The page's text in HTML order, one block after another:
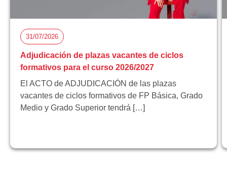
31/07/2026
Adjudicación de plazas vacantes de ciclos
formativos para el curso 2026/2027
El ACTO de ADJUDICACIÓN de las plazas
vacantes de ciclos formativos de FP Básica, Grado
Medio y Grado Superior tendrá […]